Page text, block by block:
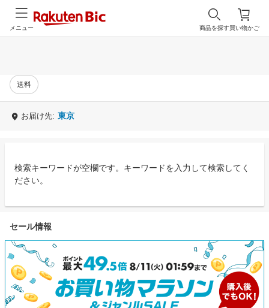
買い物かご
商品を探す
メニュー
送料
お届け先: 東京
検索キーワードが空欄です。キーワードを入力して検索してく
ださい。
セール情報